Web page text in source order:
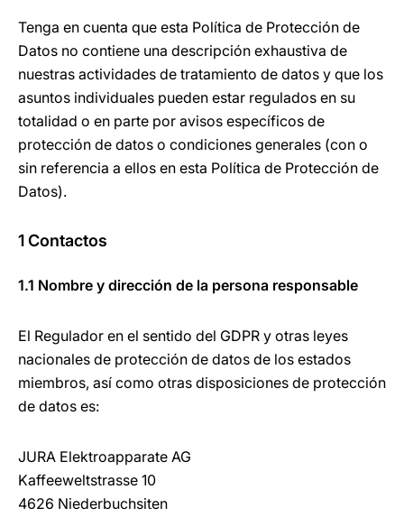
Tenga en cuenta que esta Política de Protección de
Datos no contiene una descripción exhaustiva de
nuestras actividades de tratamiento de datos y que los
asuntos individuales pueden estar regulados en su
totalidad o en parte por avisos específicos de
protección de datos o condiciones generales (con o
sin referencia a ellos en esta Política de Protección de
Datos).
1 Contactos
1.1 Nombre y dirección de la persona responsable
El Regulador en el sentido del GDPR y otras leyes
nacionales de protección de datos de los estados
miembros, así como otras disposiciones de protección
de datos es:
JURA Elektroapparate AG
Kaffeeweltstrasse 10
4626 Niederbuchsiten